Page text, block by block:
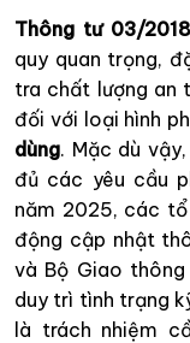
Thông tư 03/
quy quan trọng,
tra chất lượng an
đối với loại hình
dùng. Mặc dù
đủ các yêu cầu
năm 2025, các
động cập nhật
và Bộ Giao
duy trì tình trạng
là trách nhiệm